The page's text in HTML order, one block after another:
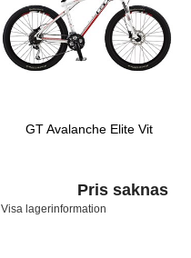
GT Avalanche Elite Vit
Pris saknas
Visa lagerinformation